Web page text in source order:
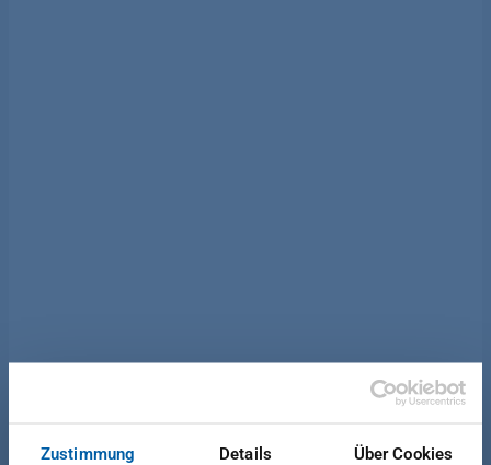
Zustimmung Details Über Cookies